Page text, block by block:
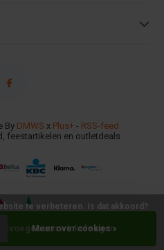
aan winkelwagen
By DMWS x Plus+ - RSS-feed
feestartikelen en outletdeals
te verbeteren. Is dat akkoord?
Meer over cookies »